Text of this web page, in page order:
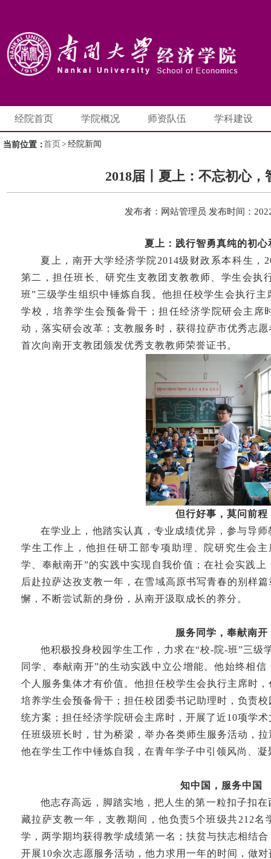
经院首页 学院概况 师资队伍 学科建设
当前位置：首页 > 经院新闻
2018届丨夏上：不忘初心，
发布者：网站管理员 发布时间：
夏上：践行智勇真纯的初心
夏上，南开大学经济学院2014级财政系本科生，
第二，担任班长、研究生支教团支教教师、学生会执
班”三级学生组织中锤炼自我。他担任校学生会执行
学校，培养学生会预备骨干；担任经济学院研会主席
动，落实研会改革；支教服务时，获得拉萨市优秀志
首次向南开支教团颁发优秀支教教师荣誉证书。
但行好事，莫问前程
在学业上，他踏实认真，专业成绩优异，参与导
学生工作上，他担任研工部专项助理、院研究生会
学、奉献南开”的实践中实现自我价值；在社会实践
后赴拉萨达孜支教一年，在雪域高原书写青春的别样
懈，不断尝试新的身份，从南开汲取成长的养分。
服务同学，奉献南开
他积极投身校园学生工作，力求在“校-院-班”三级
同学、奉献南开”的生动实践中立公增能。他始终相
个人服务集体才有价值。他担任校学生会执行主席时
培养学生会预备骨干；担任校团委书记助理时，负责
统方案；担任经济学院研会主席时，开展了近10项学
任班级班长时，甘为桥梁，举办各类师生服务活动，
他在学生工作中锤炼自我，在青年学子中引领风尚、凝
知中国，服务中国
他志存高远，脚踏实地，把人生的第一粒扣子扣
藏拉萨支教一年，支教期间，他负责5个班级共212名
学，两学期均获得教学成绩第一名；扶贫与扶志相结
开展10余次志愿服务活动，他力求用一年的时间，做